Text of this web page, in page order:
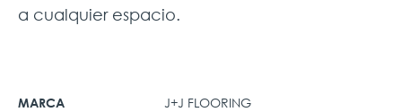
a cualquier espacio.
MARCA J+J FLOORING